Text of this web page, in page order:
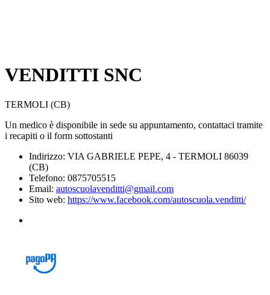
VENDITTI SNC
TERMOLI (CB)
Un medico è disponibile in sede su appuntamento, contattaci tramite
i recapiti o il form sottostanti
Indirizzo: VIA GABRIELE PEPE, 4 - TERMOLI 86039
(CB)
Telefono: 0875705515
Email: autoscuolavenditti@gmail.com
Sito web: https://www.facebook.com/autoscuola.venditti/